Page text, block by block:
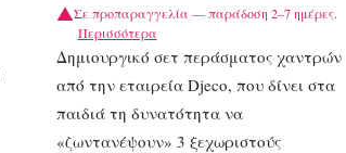
Σε προπαραγγελία — παράδοση 2–7 ημέρες.
Περισσότερα
Δημιουργικό σετ περάσματος χαντρών
από την εταιρεία Djeco, που δίνει στα
παιδιά τη δυνατότητα να
«ζωντανέψουν» 3 ξεχωριστούς